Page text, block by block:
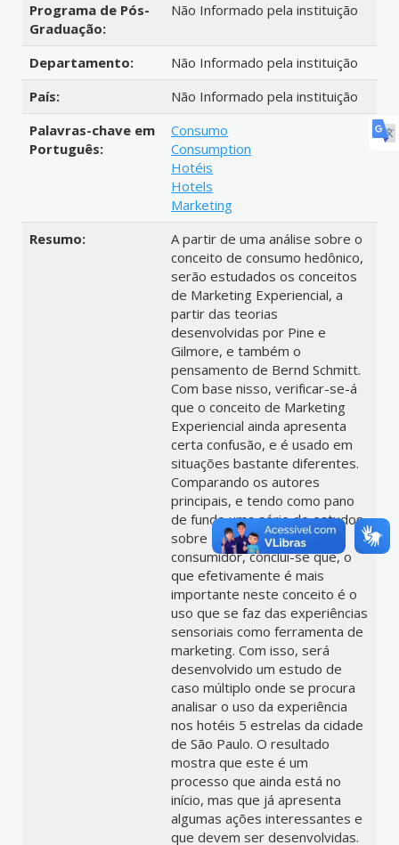
Programa de Pós-
Graduação:
Não Informado pela instituição
Departamento:
Não Informado pela instituição
País:
Não Informado pela instituição
Palavras-chave em
Português:
Consumo
Consumption
Hotéis
Hotels
Marketing
Resumo:
A partir de uma análise sobre o
conceito de consumo hedônico,
serão estudados os conceitos
de Marketing Experiencial, a
partir das teorias
desenvolvidas por Pine e
Gilmore, e também o
pensamento de Bernd Schmitt.
Com base nisso, verificar-se-á
que o conceito de Marketing
Experiencial ainda apresenta
certa confusão, e é usado em
situações bastante diferentes.
Comparando os autores
principais, e tendo como pano
de fundo uma série de estudos
sobre a experiência do
consumidor, conclui-se que, o
que efetivamente é mais
importante neste conceito é o
uso que se faz das experiências
sensoriais como ferramenta de
marketing. Com isso, será
desenvolvido um estudo de
caso múltiplo onde se procura
analisar o uso da experiência
nos hotéis 5 estrelas da cidade
de São Paulo. O resultado
mostra que este é um
processo que ainda está no
início, mas que já apresenta
algumas ações interessantes e
que devem ser desenvolvidas.